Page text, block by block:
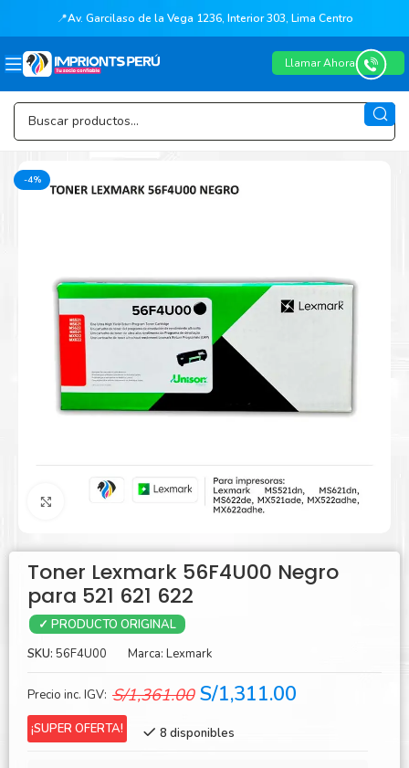
📍Av. Garcilaso de la Vega 1236, Interior 303, Lima Centro
Llamar Ahora
-4%
Agrandar
Toner Lexmark 56F4U00 Negro
para 521 621 622
✓ PRODUCTO ORIGINAL
SKU: 56F4U00 Marca: Lexmark
Precio inc. IGV: S/1,361.00 El
original
S/1,311.00
¡SUPER OFERTA! 8 disponibles